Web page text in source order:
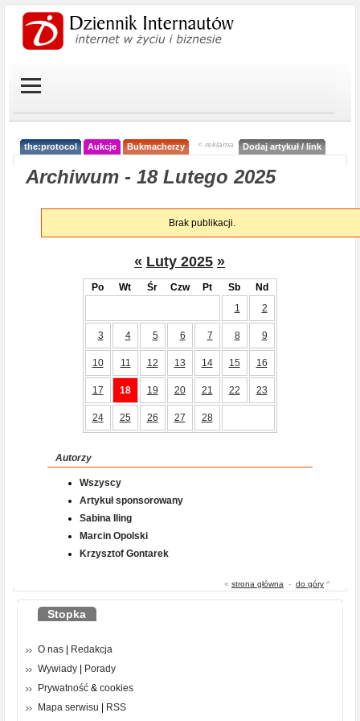
the:protocol Aukcje Bukmacherzy < reklama Dodaj artykuł / link
Archiwum - 18 Lutego 2025
Brak publikacji.
« Luty 2025 »
Po Wt Śr Czw Pt Sb
Nd
1
2
3 4 5 6 7 8 9
10 11 12 13 14 15 16
17 18 19 20 21 22 23
24 25 26 27 28
Autorzy
Wszyscy
Artykuł sponsorowany
Sabina Iling
Marcin Opolski
Krzysztof Gontarek
« strona główna - do góry ^
Stopka
O nas
Redakcja
Wywiady
Porady
Prywatność & cookies
Mapa serwisu
RSS